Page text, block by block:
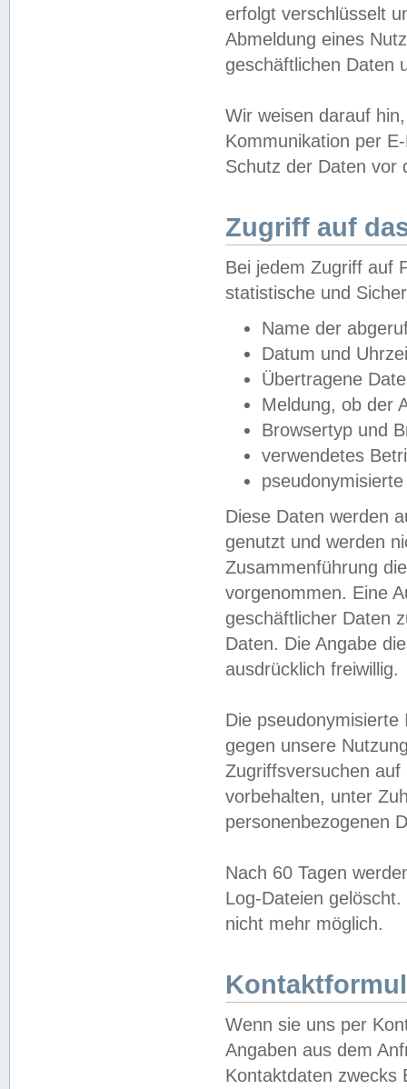
erfolgt verschlüsselt
Abmeldung eines
geschäftlichen Daten
Wir weisen darauf
Kommunikation per
Schutz der Daten vor
Zugriff auf
Bei jedem Zugriff auf
statistische und
Name der
Datum und
Übertragene
Meldung, ob der
Browsertyp und
verwendetes
Diese Daten werden
genutzt und werden
Zusammenführung
vorgenommen. Eine
geschäftlicher Daten
Daten. Die Angabe
ausdrücklich freiwillig.
Die
gegen unsere
Zugriffsversuchen
vorbehalten, unter
personenbezogenen
Nach 60 Tagen
Log-Dateien
nicht mehr möglich.
Wenn sie uns per
Angaben aus dem
Kontaktdaten zwecks